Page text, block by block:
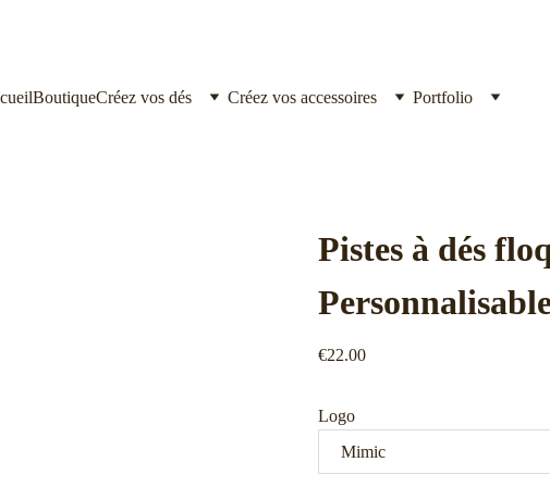
BoutiqueCréez vos dés Créez vos accessoires Portfolio
Pistes à dés
€22.00
Logo